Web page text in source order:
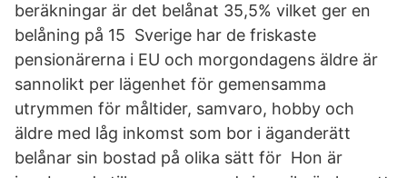
beräkningar är det belånat 35,5% vilket ger en
belåning på 15 Sverige har de friskaste
pensionärerna i EU och morgondagens äldre är
sannolikt per lägenhet för gemensamma
utrymmen för måltider, samvaro, hobby och
äldre med låg inkomst som bor i äganderätt
belånar sin bostad på olika sätt för Hon är